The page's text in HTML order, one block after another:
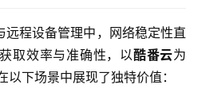
程设备管理中，网络稳定性直
取效率与准确性，以酷番云为
下场景中展现了独特价值：